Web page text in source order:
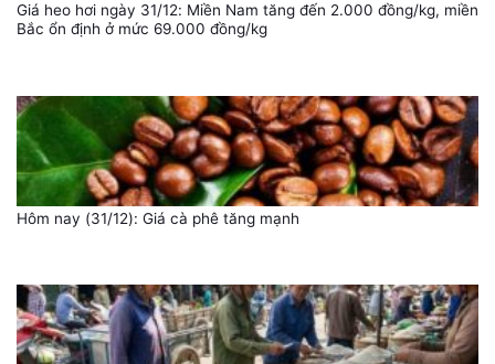
Giá heo hơi ngày 31/12: Miền Nam tăng đến 2.000 đồng/kg, miền
Bắc ổn định ở mức 69.000 đồng/kg
Hôm nay (31/12): Giá cà phê tăng mạnh